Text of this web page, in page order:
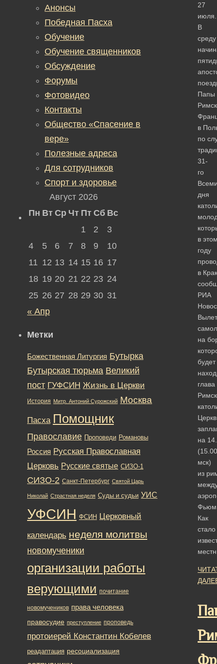
27
июля.
В
среду
Папы
в
по
31-
го
дня
в
году
в
РИА
Вылет
на
будет
глава
на
(15.00
мск)
из
Как
стало
Анонсы
Победная Пасха
Обучение
Обучение священников
Обсуждение
Форумы
Фотовидео
Контакты
Общество «Спасение в
вере»
Полезные адреса
Для сотрудников
Спорт и здоровье
Август 2026
Пн Вт Ср Чт Пт Сб Вс
1
2
3
4
5 6 7 8 9
10
11 12 13 14 15 16 17
18 19 20 21 22 23 24
25 26 27 28 29 30 31
« Апр
Метки
Божественная Литургия Бутырка
Бутырская тюрьма Великий
пост ГУФСИН Жизнь в Церкви
История Митр. Антоний Сурожский Москва
Пасха Помощник
Православие Проповеди Романовы
Россия Русская Православная
Церковь Русские святые СИЗО-1
СИЗО-2 Санкт-Петербург Святой Царь
Николай Страстная неделя Суды и судьи УИС
УФСИН ФСИН Церковный
календарь неделя молитвы
новомученики
организации работы
верующими почитание
новомучеников права человека
правосудие преступление проповедь
протоиерей Константин Кобелев
реадаптация ресоциализация